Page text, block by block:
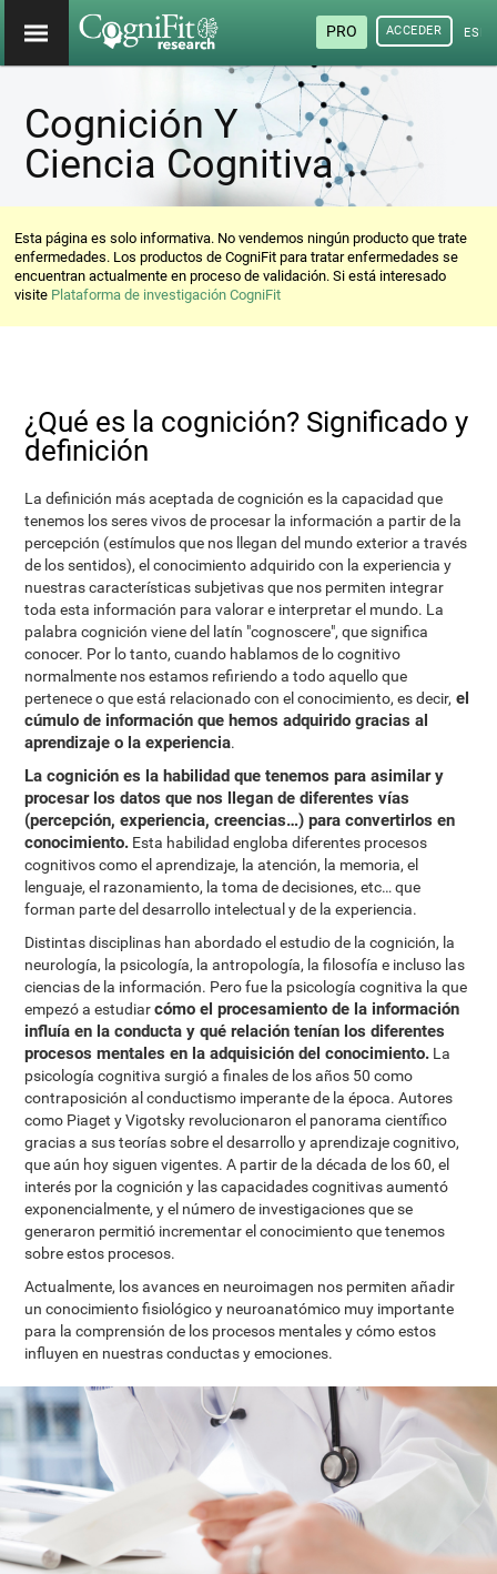
PRO ACCEDER
Cognición Y
Ciencia Cognitiva
Esta página es solo informativa. No vendemos ningún producto que trate
enfermedades. Los productos de CogniFit para tratar enfermedades se
encuentran actualmente en proceso de validación. Si está interesado
visite Plataforma de investigación CogniFit
¿Qué es la cognición? Significado y
definición
La definición más aceptada de cognición es la capacidad que
tenemos los seres vivos de procesar la información a partir de la
percepción (estímulos que nos llegan del mundo exterior a través
de los sentidos), el conocimiento adquirido con la experiencia y
nuestras características subjetivas que nos permiten integrar
toda esta información para valorar e interpretar el mundo. La
palabra cognición viene del latín "cognoscere", que significa
conocer. Por lo tanto, cuando hablamos de lo cognitivo
normalmente nos estamos refiriendo a todo aquello que
pertenece o que está relacionado con el conocimiento, es decir, el
cúmulo de información que hemos adquirido gracias al
aprendizaje o la experiencia.
La cognición es la habilidad que tenemos para asimilar y
procesar los datos que nos llegan de diferentes vías
(percepción, experiencia, creencias…) para convertirlos en
conocimiento. Esta habilidad engloba diferentes procesos
cognitivos como el aprendizaje, la atención, la memoria, el
lenguaje, el razonamiento, la toma de decisiones, etc… que
forman parte del desarrollo intelectual y de la experiencia.
Distintas disciplinas han abordado el estudio de la cognición, la
neurología, la psicología, la antropología, la filosofía e incluso las
ciencias de la información. Pero fue la psicología cognitiva la que
empezó a estudiarcómo el procesamiento de la información
influía en la conducta y qué relación tenían los diferentes
procesos mentales en la adquisición del conocimiento. La
psicología cognitiva surgió a finales de los años 50 como
contraposición al conductismo imperante de la época. Autores
como Piaget y Vigotsky revolucionaron el panorama científico
gracias a sus teorías sobre el desarrollo y aprendizaje cognitivo,
que aún hoy siguen vigentes. A partir de la década de los 60, el
interés por la cognición y las capacidades cognitivas aumentó
exponencialmente, y el número de investigaciones que se
generaron permitió incrementar el conocimiento que tenemos
sobre estos procesos.
Actualmente, los avances en neuroimagen nos permiten añadir
un conocimiento fisiológico y neuroanatómico muy importante
para la comprensión de los procesos mentales y cómo estos
influyen en nuestras conductas y emociones.